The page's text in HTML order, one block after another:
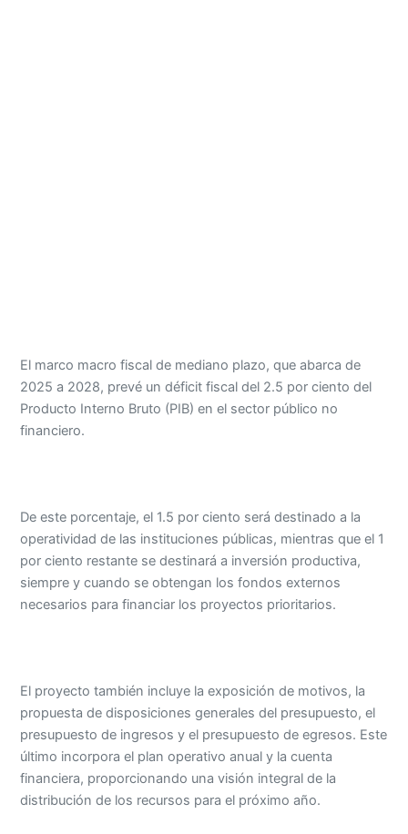
El marco macro fiscal de mediano plazo, que abarca de
2025 a 2028, prevé un déficit fiscal del 2.5 por ciento del
Producto Interno Bruto (PIB) en el sector público no
financiero.
De este porcentaje, el 1.5 por ciento será destinado a la
operatividad de las instituciones públicas, mientras que el 1
por ciento restante se destinará a inversión productiva,
siempre y cuando se obtengan los fondos externos
necesarios para financiar los proyectos prioritarios.
El proyecto también incluye la exposición de motivos, la
propuesta de disposiciones generales del presupuesto, el
presupuesto de ingresos y el presupuesto de egresos. Este
último incorpora el plan operativo anual y la cuenta
financiera, proporcionando una visión integral de la
distribución de los recursos para el próximo año.